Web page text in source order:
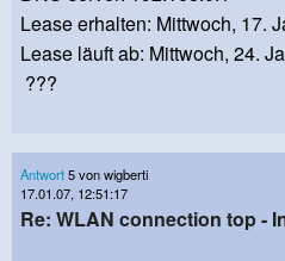
Lease erhalten: Mittwoch, 17.
Lease läuft ab: Mittwoch, 24.
???
Antwort5 von wigberti
17.01.07, 12:51:17
Re: WLAN connection top -